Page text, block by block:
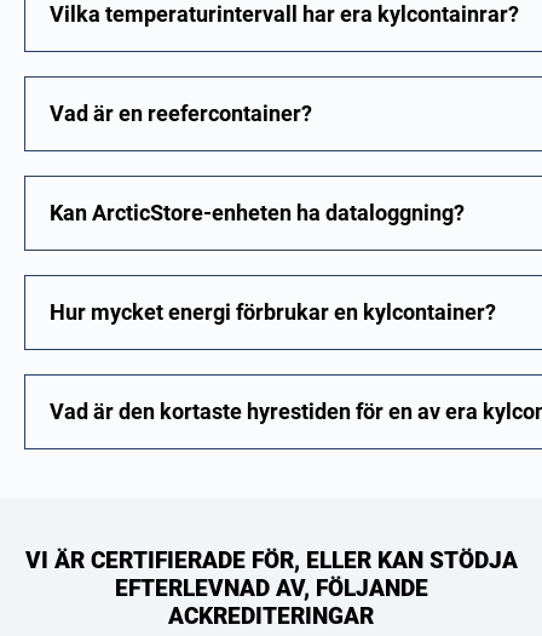
Vilka temperaturintervall har era kylcontainrar?
Vad är en reefercontainer?
Kan ArcticStore-enheten ha dataloggning?
Hur mycket energi förbrukar en kylcontainer?
Vad är den kortaste hyrestiden för en av era
VI ÄR CERTIFIERADE FÖR, ELLER KAN STÖDJA
EFTERLEVNAD AV, FÖLJANDE
ACKREDITERINGAR